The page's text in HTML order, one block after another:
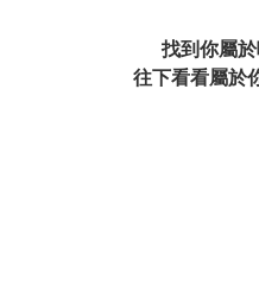
找到你屬
往下看看屬於